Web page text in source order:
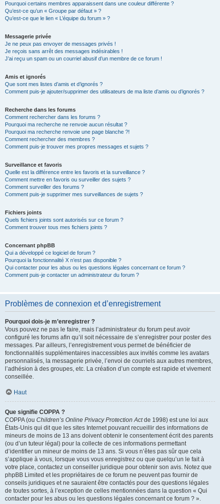
Pourquoi certains membres apparaissent dans une couleur différente ?
Qu’est-ce qu’un « Groupe par défaut » ?
Qu’est-ce que le lien « L’équipe du forum » ?
Messagerie privée
Je ne peux pas envoyer de messages privés !
Je reçois sans arrêt des messages indésirables !
J’ai reçu un spam ou un courriel abusif d’un membre de ce forum !
Amis et ignorés
Que sont mes listes d’amis et d’ignorés ?
Comment puis-je ajouter/supprimer des utilisateurs de ma liste d’amis ou d’ignorés ?
Recherche dans les forums
Comment rechercher dans les forums ?
Pourquoi ma recherche ne renvoie aucun résultat ?
Pourquoi ma recherche renvoie une page blanche ?!
Comment rechercher des membres ?
Comment puis-je trouver mes propres messages et sujets ?
Surveillance et favoris
Quelle est la différence entre les favoris et la surveillance ?
Comment mettre en favoris ou surveiller des sujets ?
Comment surveiller des forums ?
Comment puis-je supprimer mes surveillances de sujets ?
Fichiers joints
Quels fichiers joints sont autorisés sur ce forum ?
Comment trouver tous mes fichiers joints ?
Concernant phpBB
Qui a développé ce logiciel de forum ?
Pourquoi la fonctionnalité X n’est pas disponible ?
Qui contacter pour les abus ou les questions légales concernant ce forum ?
Comment puis-je contacter un administrateur du forum ?
Problèmes de connexion et d’enregistrement
Pourquoi dois-je m’enregistrer ?
Vous pouvez ne pas le faire, mais l’administrateur du forum peut avoir
configuré les forums afin qu’il soit nécessaire de s’enregistrer pour poster des
messages. Par ailleurs, l’enregistrement vous permet de bénéficier de
fonctionnalités supplémentaires inaccessibles aux invités comme les avatars
personnalisés, la messagerie privée, l’envoi de courriels aux autres membres,
l’adhésion à des groupes, etc. La création d’un compte est rapide et vivement
conseillée.
Haut
Que signifie COPPA ?
COPPA (ou Children’s Online Privacy Protection Actde 1998) est une loi aux
États-Unis qui dit que les sites Internet pouvant recueillir des informations de
mineurs de moins de 13 ans doivent obtenir le consentement écrit des parents
(ou d’un tuteur légal) pour la collecte de ces informations permettant
d’identifier un mineur de moins de 13 ans. Si vous n’êtes pas sûr que cela
s’applique à vous, lorsque vous vous enregistrez ou que quelqu’un le fait à
votre place, contactez un conseiller juridique pour obtenir son avis. Notez que
phpBB Limited et les propriétaires de ce forum ne peuvent pas fournir de
conseils juridiques et ne sauraient être contactés pour des questions légales
de toutes sortes, à l’exception de celles mentionnées dans la question « Qui
contacter pour les abus ou les questions légales concernant ce forum ? ».